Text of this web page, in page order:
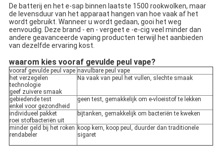
De batterij en het e-sap binnen laatste 1500 rookwolken, maar
de levensduur van het apparaat hangen van hoe vaak af het
wordt gebruikt. Wanneer u wordt gedaan, gooi het weg
eenvoudig. Deze brand - en - vergeet e -e-cig veel minder dan
andere geavanceerde vaping producten terwijl het aanbieden
van dezelfde ervaring kost.
waarom kies vooraf gevulde peul vape?
vooraf gevulde peul vape navulbare peul vape
het verzegelen
technologie
geef zuivere smaak
Na vaak van peul het vullen, slechte smaak
gebiedende test
enkel voor gezondheid
geen test, gemakkelijk om e-vloeistof te lekken
individueel pakket
roei stofbacteriën uit
bijtanken, gemakkelijk om bacteriën te kweken
minder geld bij het roken
rendabeler
koop kern, koop peul, duurder dan traditionele
sigaret